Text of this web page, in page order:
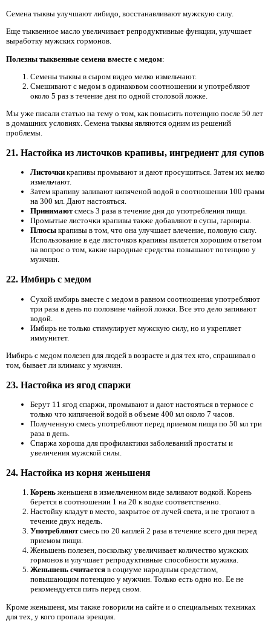
Семена тыквы улучшают либидо, восстанавливают мужскую силу.
Еще тыквенное масло увеличивает репродуктивные функции, улучшает
выработку мужских гормонов.
Полезны тыквенные семена вместе с медом:
Семены тыквы в сыром видео мелко измельчают.
Смешивают с медом в одинаковом соотношении и употребляют
около 5 раз в течение дня по одной столовой ложке.
Мы уже писали статью на тему о том, как повысить потенцию после 50 лет
в домашних условиях. Семена тыквы являются одним из решений
проблемы.
21. Настойка из листочков крапивы, ингредиент для супов
Листочки крапивы промывают и дают просушиться. Затем их мелко
измельчают.
Затем крапиву заливают кипяченой водой в соотношении 100 грамм
на 300 мл. Дают настояться.
Принимаютсмесь 3 раза в течение дня до употребления пищи.
Промытые листочки крапивы также добавляют в супы, гарниры.
Плюсы крапивы в том, что она улучшает влечение, половую силу.
Использование в еде листочков крапивы является хорошим ответом
на вопрос о том, какие народные средства повышают потенцию у
мужчин.
22. Имбирь с медом
Сухой имбирь вместе с медом в равном соотношения употребляют
три раза в день по половине чайной ложки. Все это дело запивают
водой.
Имбирь не только стимулирует мужскую силу, но и укрепляет
иммунитет.
Имбирь с медом полезен для людей в возрасте и для тех кто, спрашивал о
том, бывает ли климакс у мужчин.
23. Настойка из ягод спаржи
Берут 11 ягод спаржи, промывают и дают настояться в термосе с
только что кипяченой водой в объеме 400 мл около 7 часов.
Полученную смесь употребляют перед приемом пищи по 50 мл три
раза в день.
Спаржа хороша для профилактики заболеваний простаты и
увеличения мужской силы.
24. Настойка из корня женьшеня
Корень женьшеня в измельченном виде заливают водкой. Корень
берется в соотношении 1 на 20 к водке соответственно.
Настойку кладут в место, закрытое от лучей света, и не трогают в
течение двух недель.
Употребляютсмесь по 20 каплей 2 раза в течение всего дня перед
приемом пищи.
Женьшень полезен, поскольку увеличивает количество мужских
гормонов и улучшает репродуктивные способности мужика.
Женьшень считается в социуме народным средством,
повышающим потенцию у мужчин. Только есть одно но. Ее не
рекомендуется пить перед сном.
Кроме женьшеня, мы также говорили на сайте и о специальных техниках
для тех, у кого пропала эрекция.